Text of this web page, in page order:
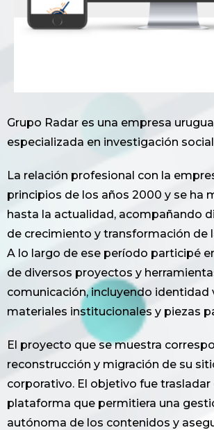
Grupo Radar es una empresa
especializada en investigación
La relación profesional con la
principios de los años 2000 y se ha
hasta la actualidad, acompañando
de crecimiento y transformación de
A lo largo de ese período participé
de diversos proyectos y
comunicación, incluyendo identidad
materiales institucionales y piezas
El proyecto que se muestra
reconstrucción y migración de su
corporativo. El objetivo fue trasladar
plataforma que permitiera una
autónoma de los contenidos y